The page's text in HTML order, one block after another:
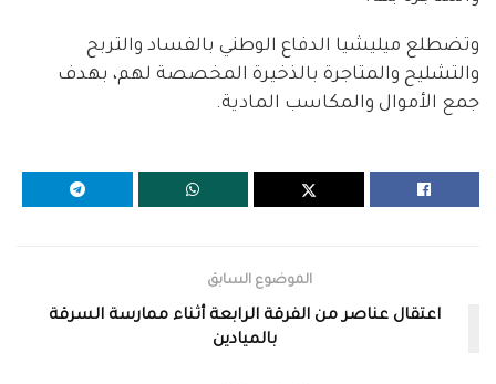
وتضطلع ميليشيا الدفاع الوطني بالفساد والتربح
والتشليح والمتاجرة بالذخيرة المخصصة لهم، بهدف
جمع الأموال والمكاسب المادية.
الموضوع السابق
اعتقال عناصر من الفرقة الرابعة أثناء ممارسة السرقة
بالميادين